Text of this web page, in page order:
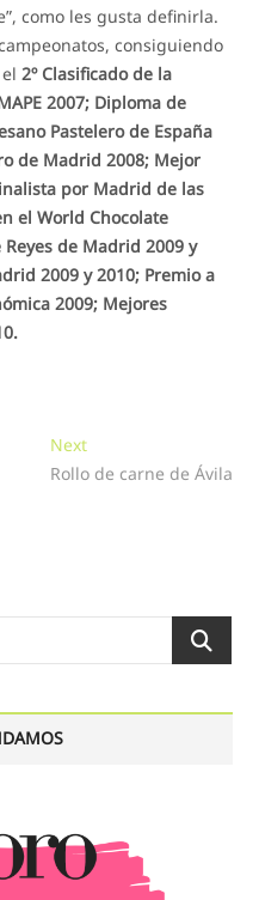
como les gusta definirla.
consiguiendo
el2º Clasificado de la
2007; Diploma de
Pastelero de España
de Madrid 2008; Mejor
por Madrid de las
el World Chocolate
de Madrid 2009 y
2009 y 2010; Premio a
2009; Mejores
NextNext
post:
Rollo de carne de Ávila
Search